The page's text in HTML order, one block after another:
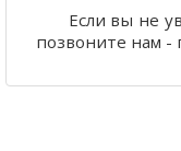
Если вы не
позвоните нам -